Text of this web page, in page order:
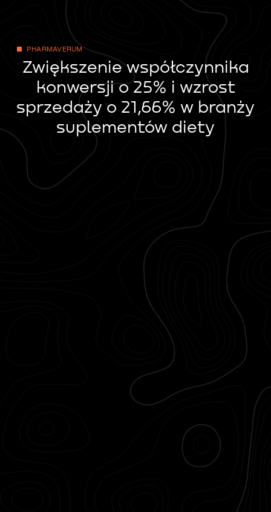
PHARMAVERUM
Zwiększenie współczynnika
konwersji o 25% i wzrost
sprzedaży o 21,66% w branży
suplementów diety